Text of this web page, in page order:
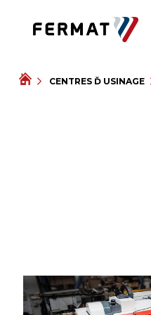
CENTRES Ď USINAGE
Année de production:
2025
Système de contrôle
OUI